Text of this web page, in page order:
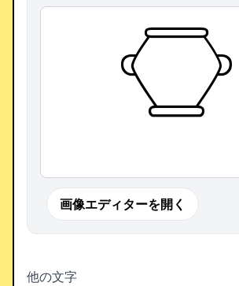
𓎶
画像エディターを開く
他の文字